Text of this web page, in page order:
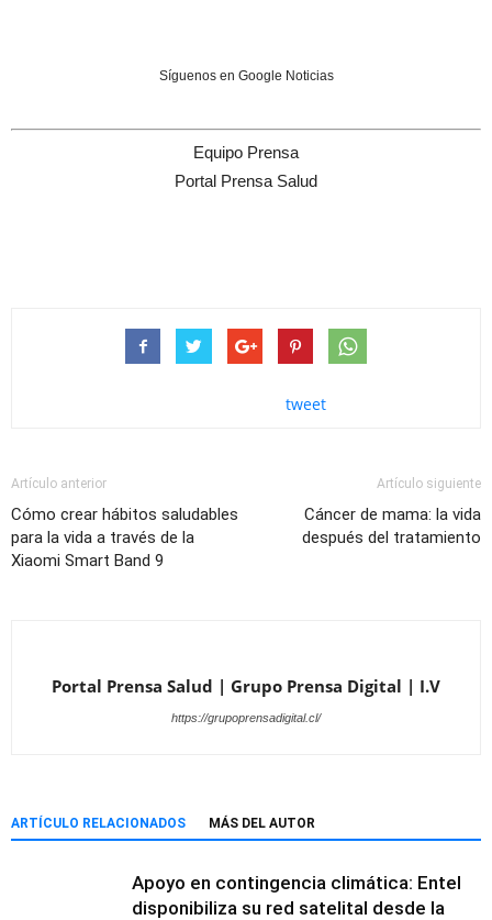
Síguenos en Google Noticias
Equipo Prensa
Portal Prensa Salud
tweet
Artículo anterior
Cómo crear hábitos saludables
para la vida a través de la
Xiaomi Smart Band 9
Artículo siguiente
Cáncer de mama: la vida
después del tratamiento
Portal Prensa Salud | Grupo Prensa Digital | I.V
https://grupoprensadigital.cl/
ARTÍCULO RELACIONADOS MÁS DEL AUTOR
Apoyo en contingencia climática: Entel
disponibiliza su red satelital desde la